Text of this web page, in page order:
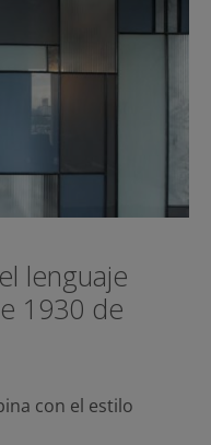
lenguaje
1930 de
con el estilo